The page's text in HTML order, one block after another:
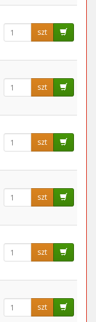
szt
szt
szt
szt
szt
szt